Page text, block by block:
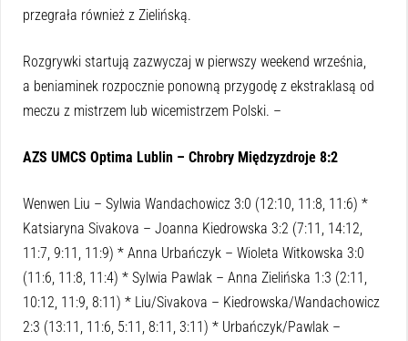
przegrała również z Zielińską.
Rozgrywki startują zazwyczaj w pierwszy weekend września,
a beniaminek rozpocznie ponowną przygodę z ekstraklasą od
meczu z mistrzem lub wicemistrzem Polski. –
AZS UMCS Optima Lublin – Chrobry Międzyzdroje 8:2
Wenwen Liu – Sylwia Wandachowicz 3:0 (12:10, 11:8, 11:6) *
Katsiaryna Sivakova – Joanna Kiedrowska 3:2 (7:11, 14:12,
11:7, 9:11, 11:9) * Anna Urbańczyk – Wioleta Witkowska 3:0
(11:6, 11:8, 11:4) * Sylwia Pawlak – Anna Zielińska 1:3 (2:11,
10:12, 11:9, 8:11) * Liu/Sivakova – Kiedrowska/Wandachowicz
2:3 (13:11, 11:6, 5:11, 8:11, 3:11) * Urbańczyk/Pawlak –